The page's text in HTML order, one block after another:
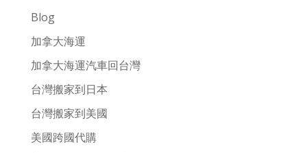
Blog
加拿大海運
加拿大海運汽車回台灣
台灣搬家到日本
台灣搬家到美國
美國跨國代購